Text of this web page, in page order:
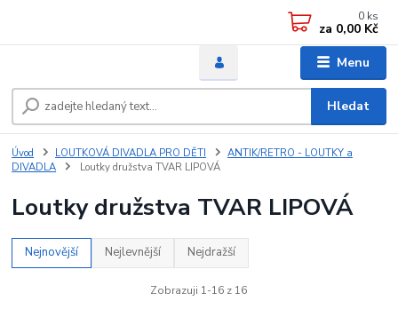
Menu
Hledat
0 ks
za 0,00 Kč
Úvod LOUTKOVÁ DIVADLA PRO DĚTI
ANTIK/RETRO - LOUTKY a
DIVADLA
Loutky družstva TVAR LIPOVÁ
Loutky družstva TVAR LIPOVÁ
Nejnovější Nejlevnější Nejdražší
Zobrazuji 1-16 z 16